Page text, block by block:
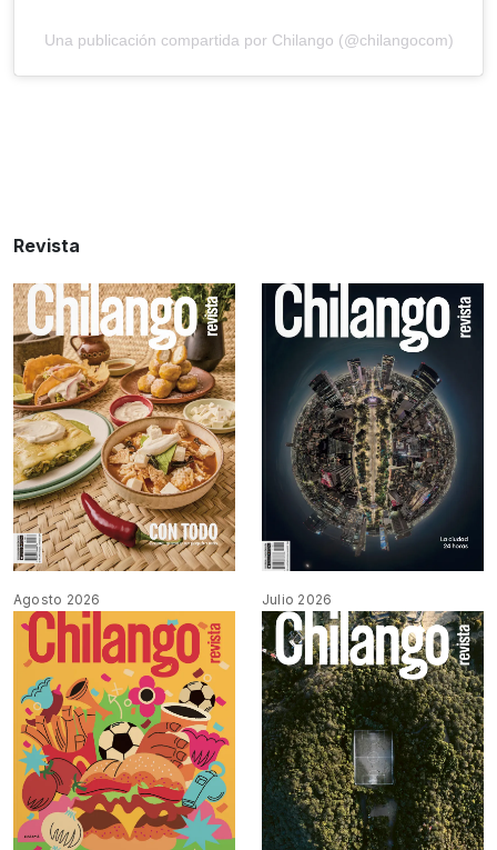
Una publicación compartida por Chilango (@chilangocom)
Revista
Agosto 2026 Julio 2026